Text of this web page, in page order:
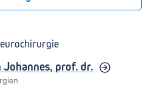
Johannes, prof. dr.